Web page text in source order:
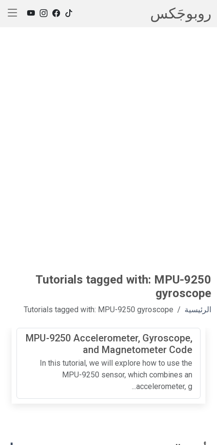
روبوجَکس
Tutorials tagged with: MPU-9250
gyroscope
الرئيسية Tutorials tagged with: MPU-9250 gyroscope
MPU-9250 Accelerometer, Gyroscope,
and Magnetometer Code
In this tutorial, we will explore how to use the
MPU-9250 sensor, which combines an
accelerometer, g...